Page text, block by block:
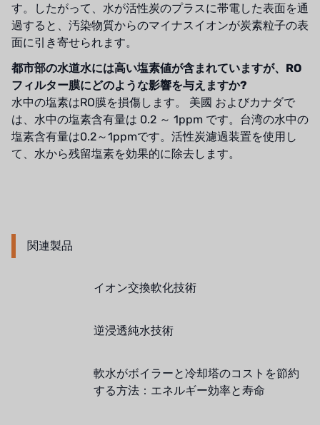
す。したがって、水が活性炭のプラスに帯電した表面を通
過すると、汚染物質からのマイナスイオンが炭素粒子の表
面に引き寄せられます。
都市部の水道水には高い塩素値が含まれていますが、RO
フィルター膜にどのような影響を与えますか?
水中の塩素はRO膜を損傷します。 美國 およびカナダで
は、水中の塩素含有量は 0.2 ～ 1ppm です。台湾の水中の
塩素含有量は0.2～1ppmです。活性炭濾過装置を使用し
て、水から残留塩素を効果的に除去します。
関連製品
イオン交換軟化技術
逆浸透純水技術
軟水がボイラーと冷却塔のコストを節約
する方法：エネルギー効率と寿命